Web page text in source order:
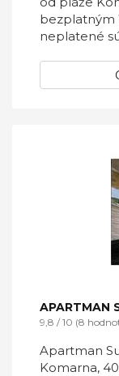
bezplatným
neplatené
APARTMAN
9,8 / 10 (8
Apartman
Komarna,